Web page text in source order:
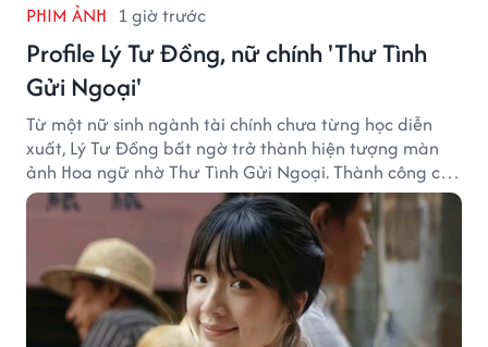
PHIM ẢNH 1 giờ trước
Profile Lý Tư Đồng, nữ chính 'Thư Tình
Gửi Ngoại'
Từ một nữ sinh ngành tài chính chưa từng học diễn
xuất, Lý Tư Đồng bất ngờ trở thành hiện tượng màn
ảnh Hoa ngữ nhờ Thư Tình Gửi Ngoại. Thành công của
bộ phim doanh thu hơn 8.100 tỷ đồng đã mở ra bước
ngoặt lớn trong cuộc đời cô gái sinh năm 2004.